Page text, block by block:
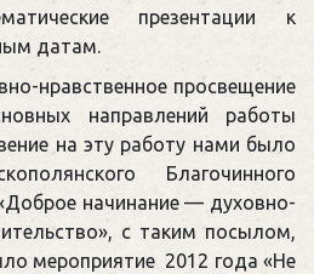
презентации к
датам.
нравственное просвещение
направлений работы
на эту работу нами было
Благочинного
начинание — духовно-
с таким посылом,
мероприятие 2012 года «Не